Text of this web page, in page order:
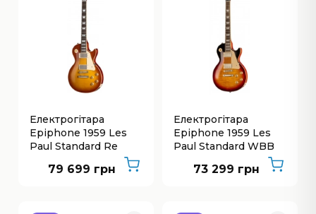
Електрогітара
Epiphone 1959 Les
Paul Standard Re
79 699 грн
Електрогітара
Epiphone 1959 Les
Paul Standard WBB
73 299 грн